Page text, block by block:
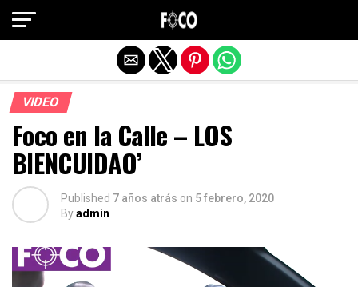
VIDEO
Foco en la Calle – LOS
BIENCUIDAO’
Published 7 años atrás on 5 febrero, 2020
Byadmin
Salir de la versión móvil